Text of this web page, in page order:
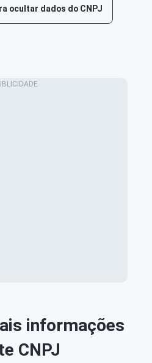
ocultar dados do CNPJ
informações
CNPJ